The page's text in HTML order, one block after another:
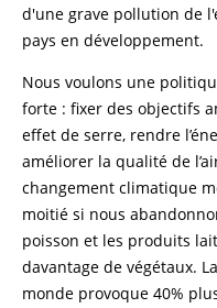
d'une grave pollution de
pays en développement.
Nous voulons une
forte : fixer des objectifs
effet de serre, rendre
améliorer la qualité de
changement climatique
moitié si nous
poisson et les produits
davantage de végétaux.
monde provoque 40%